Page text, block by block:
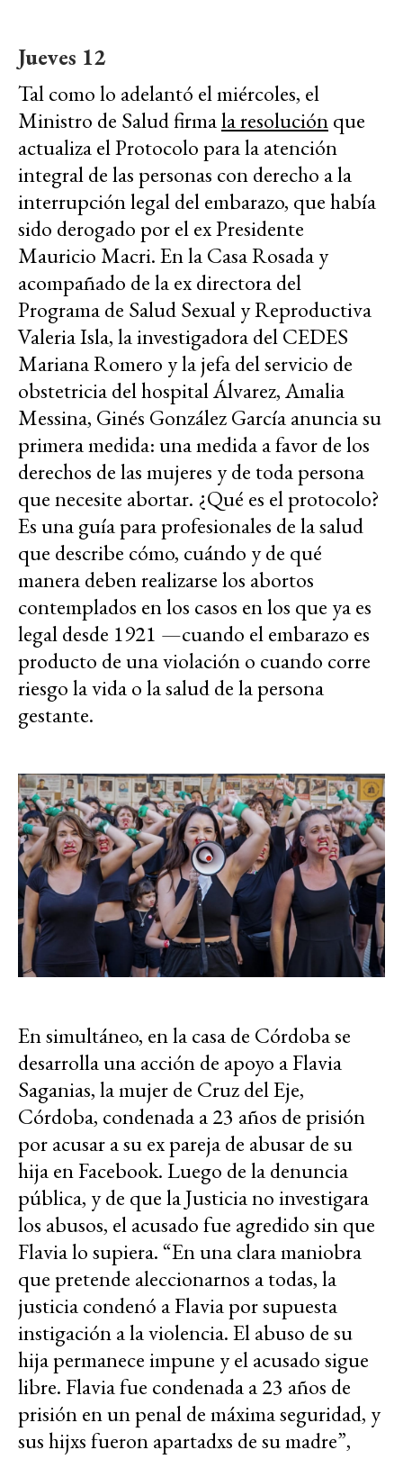
Jueves 12
Tal como lo adelantó el miércoles, el
Ministro de Salud firmala resoluciónque
actualiza el Protocolo para la atención
integral de las personas con derecho a la
interrupción legal del embarazo, que había
sido derogado por el ex Presidente
Mauricio Macri. En la Casa Rosada y
acompañado de la ex directora del
Programa de Salud Sexual y Reproductiva
Valeria Isla, la investigadora del CEDES
Mariana Romero y la jefa del servicio de
obstetricia del hospital Álvarez, Amalia
Messina, Ginés González García anuncia su
primera medida: una medida a favor de los
derechos de las mujeres y de toda persona
que necesite abortar. ¿Qué es el protocolo?
Es una guía para profesionales de la salud
que describe cómo, cuándo y de qué
manera deben realizarse los abortos
contemplados en los casos en los que ya es
legal desde 1921 —cuando el embarazo es
producto de una violación o cuando corre
riesgo la vida o la salud de la persona
gestante.
En simultáneo, en la casa de Córdoba se
desarrolla una acción de apoyo a Flavia
Saganias, la mujer de Cruz del Eje,
Córdoba, condenada a 23 años de prisión
por acusar a su ex pareja de abusar de su
hija en Facebook. Luego de la denuncia
pública, y de que la Justicia no investigara
los abusos, el acusado fue agredido sin que
Flavia lo supiera. “En una clara maniobra
que pretende aleccionarnos a todas, la
justicia condenó a Flavia por supuesta
instigación a la violencia. El abuso de su
hija permanece impune y el acusado sigue
libre. Flavia fue condenada a 23 años de
prisión en un penal de máxima seguridad, y
sus hijxs fueron apartadxs de su madre”,